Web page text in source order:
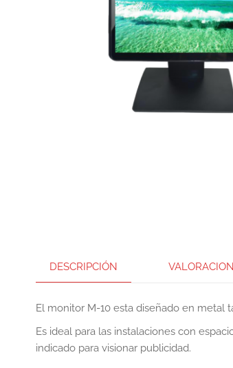
DESCRIPCIÓN
El monitor M-10 esta diseñado en metal
Es ideal para las instalaciones con
indicado para visionar publicidad.